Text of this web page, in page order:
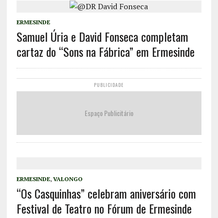
ERMESINDE
Samuel Úria e David Fonseca completam
cartaz do “Sons na Fábrica” em Ermesinde
PUBLICIDADE
Espaço Publicitário
ERMESINDE, VALONGO
“Os Casquinhas” celebram aniversário com
Festival de Teatro no Fórum de Ermesinde